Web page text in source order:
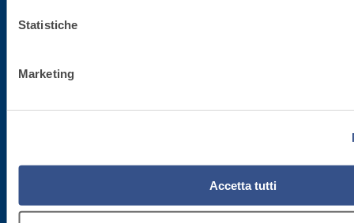
tecnici attivi).
Statistiche
Marketing
Accetta tutti
Gestione ordini - 800.333.435
€ 50.000.000,00